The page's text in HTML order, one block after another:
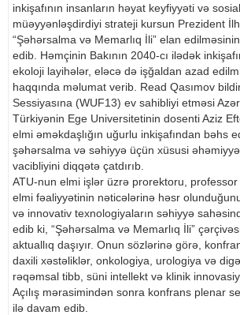
inkişafının insanların həyat keyfiyyəti və
müəyyənləşdirdiyi strateji kursun Prezident
“Şəhərsalma və Memarlıq İli” elan
edib. Həmçinin Bakının 2040-cı ilədək
ekoloji layihələr, eləcə də işğaldan azad
haqqında məlumat verib. Read Qasımov
Sessiyasına (WUF13) ev sahibliyi etməsi
Türkiyənin Ege Universitetinin dosenti Aziz
elmi əməkdaşlığın uğurlu inkişafından
şəhərsalma və səhiyyə üçün xüsusi
vacibliyini diqqətə çatdırıb.
ATU-nun elmi işlər üzrə prorektoru,
elmi fəaliyyətinin nəticələrinə həsr
və innovativ texnologiyaların səhiyyə
edib ki, “Şəhərsalma və Memarlıq İli”
aktuallıq daşıyır. Onun sözlərinə görə,
daxili xəstəliklər, onkologiya, urologiya və
rəqəmsal tibb, süni intellekt və klinik
Açılış mərasimindən sonra konfrans plenar
ilə davam edib.